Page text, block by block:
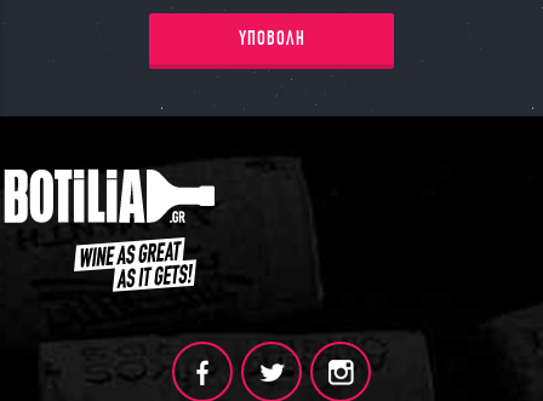
ΥΠΟΒΟΛΗ